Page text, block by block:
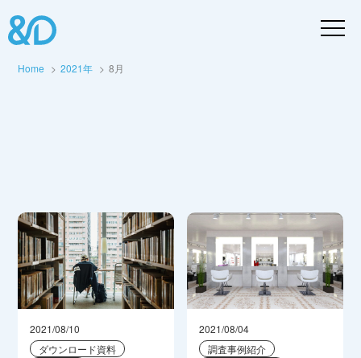
Home 2021年 8月
2021/08/10
ダウンロード資料
2021/08/04
調査事例紹介